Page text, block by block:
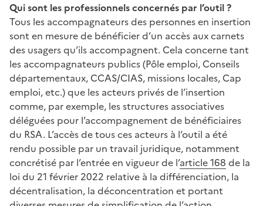
Qui sont les professionnels concernés par l’outil ?
Tous les accompagnateurs des personnes en insertion
sont en mesure de bénéficier d’un accès aux carnets
des usagers qu’ils accompagnent. Cela concerne tant
les accompagnateurs publics (Pôle emploi, Conseils
départementaux, CCAS/CIAS, missions locales, Cap
emploi, etc.) que les acteurs privés de l’insertion
comme, par exemple, les structures associatives
déléguées pour l’accompagnement de bénéficiaires
du RSA. L’accès de tous ces acteurs à l’outil a été
rendu possible par un travail juridique, notamment
concrétisé par l’entrée en vigueur de l’article 168 de la
loi du 21 février 2022 relative à la différenciation, la
décentralisation, la déconcentration et portant